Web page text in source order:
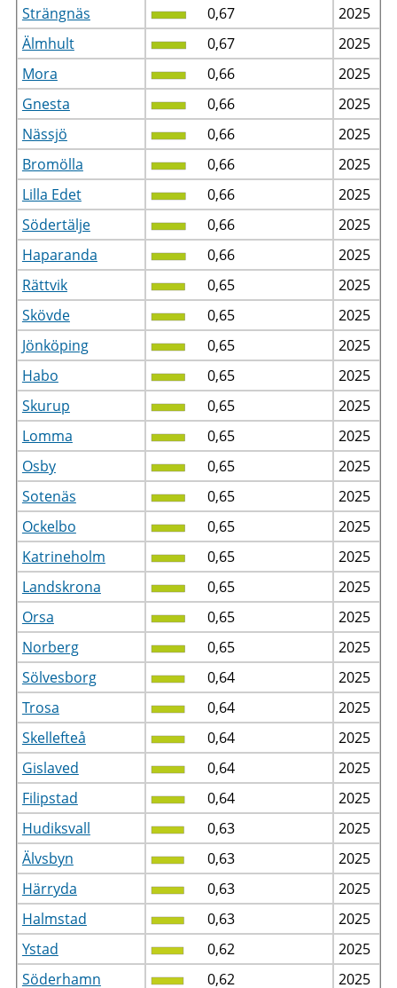
Strängnäs
0,67
2025
Älmhult
0,67
2025
Mora
0,66
2025
Gnesta
0,66
2025
Nässjö
0,66
2025
Bromölla
0,66
2025
Lilla Edet
0,66
2025
Södertälje
0,66
2025
Haparanda
0,66
2025
Rättvik
0,65
2025
Skövde
0,65
2025
Jönköping
0,65
2025
Habo
0,65
2025
Skurup
0,65
2025
Lomma
0,65
2025
Osby
0,65
2025
Sotenäs
0,65
2025
Ockelbo
0,65
2025
Katrineholm
0,65
2025
Landskrona
0,65
2025
Orsa
0,65
2025
Norberg
0,65
2025
Sölvesborg
0,64
2025
Trosa
0,64
2025
Skellefteå
0,64
2025
Gislaved
0,64
2025
Filipstad
0,64
2025
Hudiksvall
0,63
2025
Älvsbyn
0,63
2025
Härryda
0,63
2025
Halmstad
0,63
2025
Ystad
0,62
2025
Söderhamn
0,62 2025